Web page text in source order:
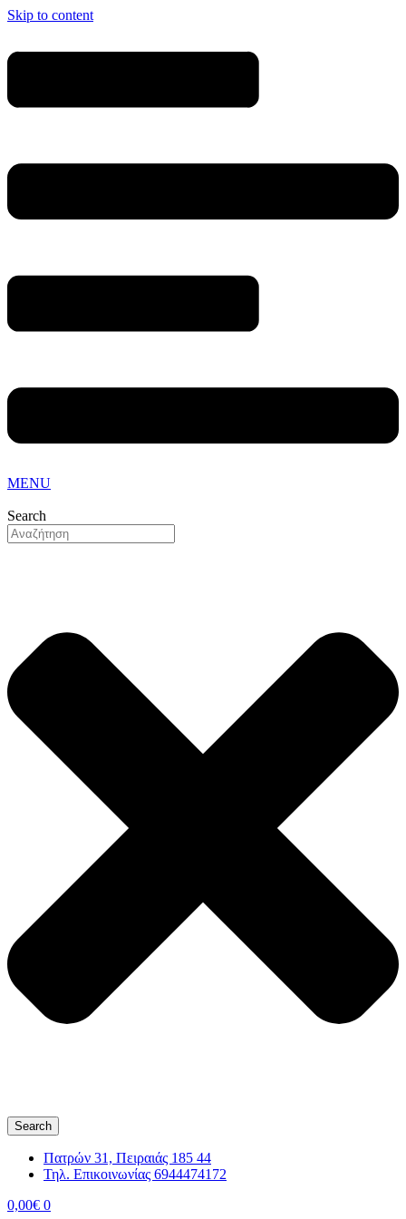
Skip to content
MENU
Search
Search
Πατρών 31, Πειραιάς 185 44
Τηλ. Επικοινωνίας 6944474172
0,00€ 0